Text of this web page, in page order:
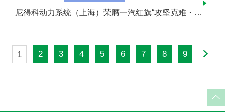
尼得科动力系统（上海）荣膺一汽红旗“攻坚克难・旗志奖”
1 2 3 4 5 6 7 8 9